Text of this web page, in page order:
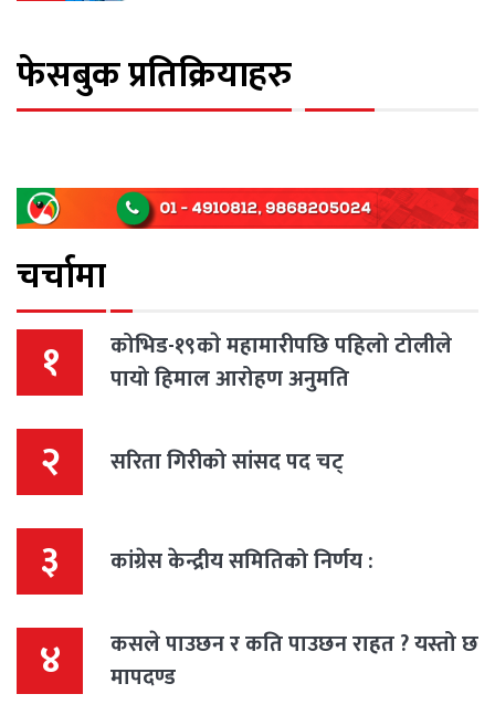
फेसबुक प्रतिक्रियाहरु
चर्चामा
१
कोभिड-१९काे महामारीपछि पहिलो टोलीले
पायो हिमाल आरोहण अनुमति
२ सरिता गिरीको सांसद पद चट्
३ कांग्रेस केन्द्रीय समितिको निर्णय :
४
कसले पाउछन र कति पाउछन राहत ? यस्तो छ
मापदण्ड